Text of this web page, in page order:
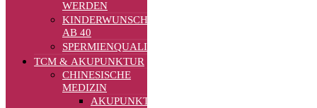
WERDEN
KINDERWUNSCH
AB 40
SPERMIENQUALITÄT
TCM & AKUPUNKTUR
CHINESISCHE
MEDIZIN
AKUPUNKTUR